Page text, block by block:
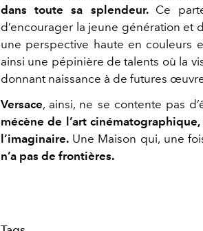
dans toute sa splendeur. Ce
d’encourager la jeune génération et
une perspective haute en couleurs
ainsi une pépinière de talents où la
donnant naissance à de futures
Versace, ainsi, ne se contente pas
mécène de l’art
l’imaginaire. Une Maison qui, une
n’a pas de frontières.